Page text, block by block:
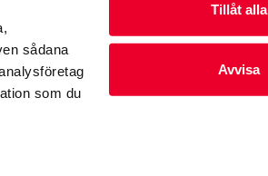
sådana
som du
Tillåt alla
Avvisa